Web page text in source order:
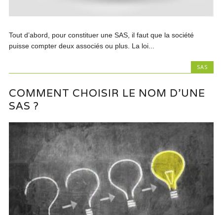
Tout d’abord, pour constituer une SAS, il faut que la société
puisse compter deux associés ou plus. La loi...
SAS
COMMENT CHOISIR LE NOM D’UNE
SAS ?